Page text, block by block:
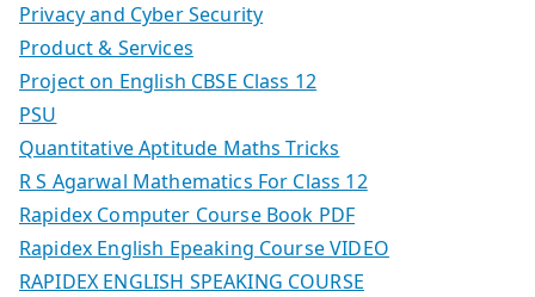
Privacy and Cyber Security
Product & Services
Project on English CBSE Class 12
PSU
Quantitative Aptitude Maths Tricks
R S Agarwal Mathematics For Class 12
Rapidex Computer Course Book PDF
Rapidex English Epeaking Course VIDEO
RAPIDEX ENGLISH SPEAKING COURSE